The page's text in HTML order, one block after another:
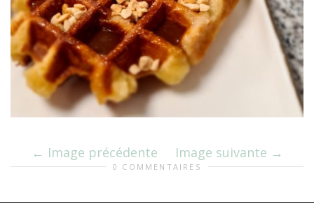
Image précédente Image suivante
0 COMMENTAIRES